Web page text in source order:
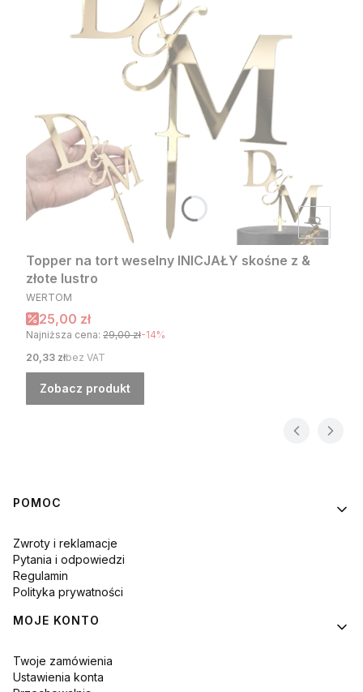
Topper na tort weselny INICJAŁY skośne z &
złote lustro
PRODUCENT
WERTOM
Cena promocyjna
25,00 zł
Najniższa cena: 29,00 zł-14%
Cena
20,33 złbez VAT
Zobacz produkt
Linki w stopce
POMOC
Zwroty i reklamacje
Pytania i odpowiedzi
Regulamin
Polityka prywatności
MOJE KONTO
Twoje zamówienia
Ustawienia konta